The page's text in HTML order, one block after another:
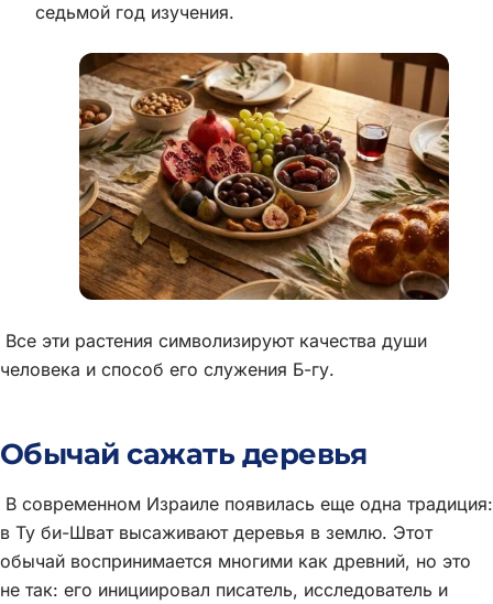
седьмой год изучения.
Все эти растения символизируют качества души
человека и способ его служения Б-гу.
Обычай сажать деревья
В современном Израиле появилась еще одна традиция:
в Ту би-Шват высаживают деревья в землю. Этот
обычай воспринимается многими как древний, но это
не так: его инициировал писатель, исследователь и